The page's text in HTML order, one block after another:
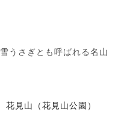
雪うさぎとも呼ばれる名山
花見山（花見山公園）